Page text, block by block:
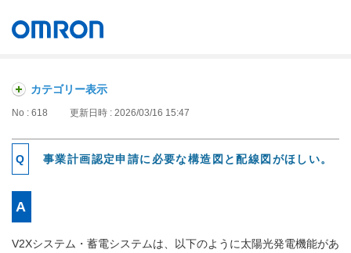
カテゴリー表示
No : 618 更新日時 : 2026/03/16 15:47
事業計画認定申請に必要な構造図と配線図がほしい。
V2Xシステム・蓄電システムは、以下のように太陽光発電機能があ